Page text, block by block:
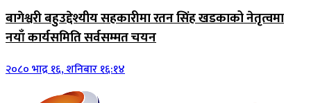
बागेश्वरी बहुउद्देश्यीय सहकारीमा रतन सिंह खडकाको नेतृत्वमा
नयाँ कार्यसमिति सर्वसम्मत चयन
२०८० भाद्र १६, शनिबार १६:१४